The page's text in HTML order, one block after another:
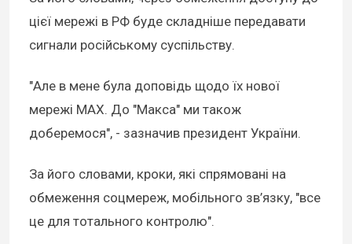
цієї мережі в РФ буде складніше передавати
сигнали російському суспільству.
"Але в мене була доповідь щодо їх нової
мережі MAX. До "Макса" ми також
доберемося", - зазначив президент України.
За його словами, кроки, які спрямовані на
обмеження соцмереж, мобільного зв’язку, "все
це для тотального контролю".